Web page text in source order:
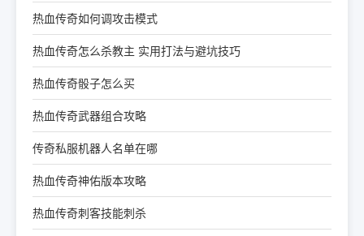
热血传奇如何调攻击模式
热血传奇怎么杀教主 实用打法与避坑技巧
热血传奇骰子怎么买
热血传奇武器组合攻略
传奇私服机器人名单在哪
热血传奇神佑版本攻略
热血传奇刺客技能刺杀